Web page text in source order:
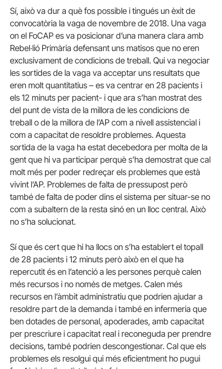
Sí, això va dur a què fos possible i tingués un èxit de
convocatòria la vaga de novembre de 2018. Una vaga
on el FoCAP es va posicionar d’una manera clara amb
Rebel·lió Primària defensant uns matisos que no eren
exclusivament de condicions de treball. Qui va negociar
les sortides de la vaga va acceptar uns resultats que
eren molt quantitatius – es va centrar en 28 pacients i
els 12 minuts per pacient- i que ara s’han mostrat des
del punt de vista de la millora de les condicions de
treball o de la millora de l’AP com a nivell assistencial i
com a capacitat de resoldre problemes. Aquesta
sortida de la vaga ha estat decebedora per molta de la
gent que hi va participar perquè s’ha demostrat que cal
molt més per poder redreçar els problemes que està
vivint l’AP. Problemes de falta de pressupost però
també de falta de poder dins el sistema per situar-se no
com a subaltern de la resta sinó en un lloc central. Això
no s’ha solucionat.
Sí que és cert que hi ha llocs on s’ha establert el topall
de 28 pacients i 12 minuts però això en el que ha
repercutit és en l’atenció a les persones perquè calen
més recursos i no només de metges. Calen més
recursos en l’àmbit administratiu que podrien ajudar a
resoldre part de la demanda i també en infermeria que
ben dotades de personal, apoderades, amb capacitat
per prescriure i capacitat real i reconeguda per prendre
decisions, també podrien descongestionar. Cal que els
problemes els resolgui qui més eficientment ho pugui